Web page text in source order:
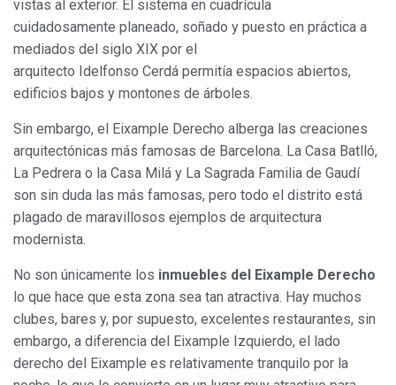
vistas al exterior. El sistema en cuadrícula
cuidadosamente planeado, soñado y puesto en práctica a
mediados del siglo XIX por el
arquitecto Idelfonso Cerdá permitía espacios abiertos,
edificios bajos y montones de árboles.
Sin embargo, el Eixample Derecho alberga las creaciones
arquitectónicas más famosas de Barcelona. La Casa Batlló,
La Pedrera o la Casa Milá y La Sagrada Familia de Gaudí
son sin duda las más famosas, pero todo el distrito está
plagado de maravillosos ejemplos de arquitectura
modernista.
No son únicamente los inmuebles del Eixample Derecho
lo que hace que esta zona sea tan atractiva. Hay muchos
clubes, bares y, por supuesto, excelentes restaurantes, sin
embargo, a diferencia del Eixample Izquierdo, el lado
derecho del Eixample es relativamente tranquilo por la